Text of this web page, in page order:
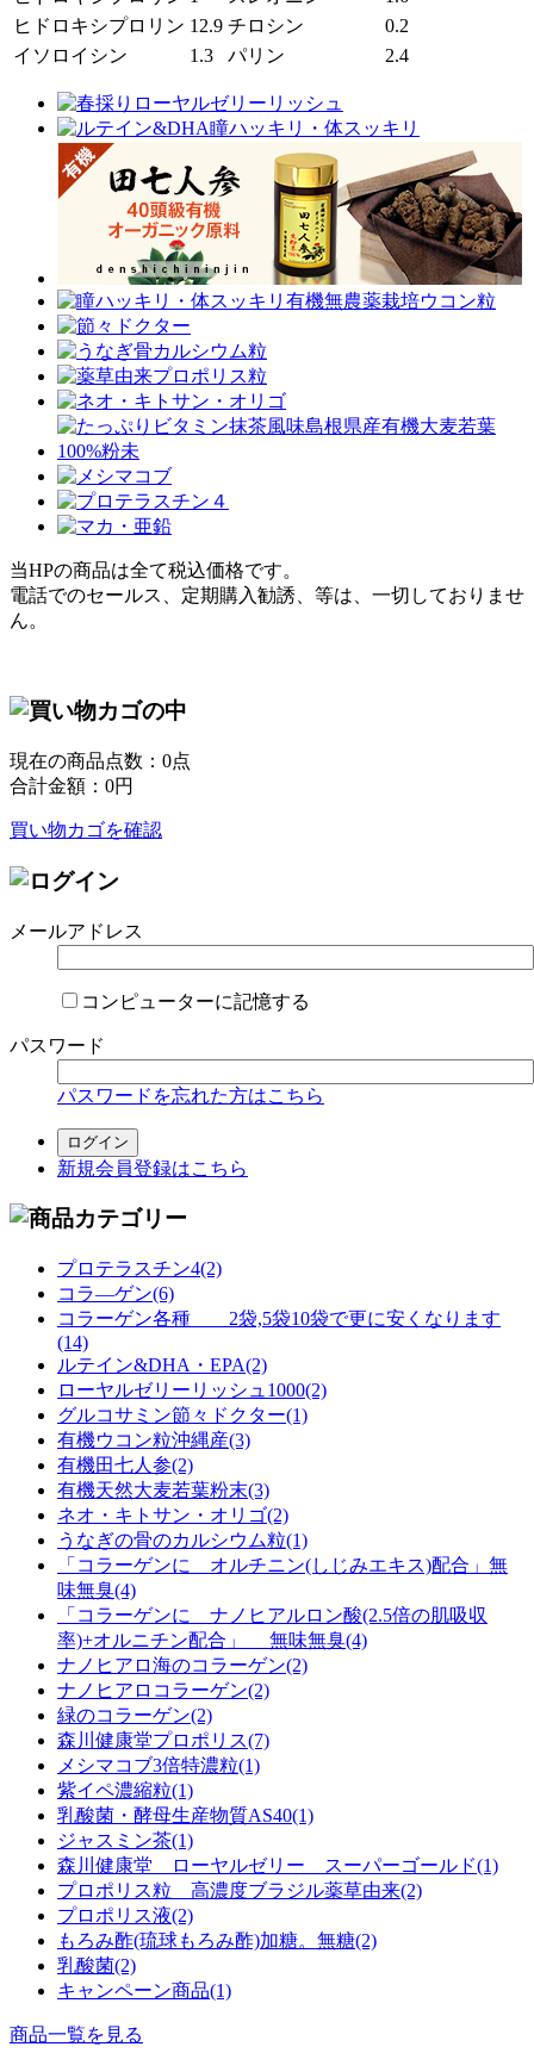
ヒドロキシプロリン 12.9 チロシン
0.2
イソロイシン
1.3 パリン 2.4
当HPの商品は全て税込価格です。
電話でのセールス、定期購入勧誘、等は、一切しておりませ
ん。
現在の商品点数： 0点
合計金額： 0円
買い物カゴを確認
メールアドレス
コンピューターに記憶する
パスワード
パスワードを忘れた方はこちら
新規会員登録はこちら
プロテラスチン4(2)
コラ―ゲン(6)
コラーゲン各種 2袋,5袋10袋で更に安くなります
(14)
ルテイン&DHA・EPA(2)
ローヤルゼリーリッシュ1000(2)
グルコサミン節々ドクター(1)
有機ウコン粒沖縄産(3)
有機田七人参(2)
有機天然大麦若葉粉末(3)
ネオ・キトサン・オリゴ(2)
うなぎの骨のカルシウム粒(1)
「コラーゲンに オルチニン(しじみエキス)配合」無
味無臭(4)
「コラーゲンに ナノヒアルロン酸(2.5倍の肌吸収
率)+オルニチン配合」 無味無臭(4)
ナノヒアロ海のコラーゲン(2)
ナノヒアロコラーゲン(2)
緑のコラーゲン(2)
森川健康堂プロポリス(7)
メシマコブ3倍特濃粒(1)
紫イペ濃縮粒(1)
乳酸菌・酵母生産物質AS40(1)
ジャスミン茶(1)
森川健康堂 ローヤルゼリー スーパーゴールド(1)
プロポリス粒 高濃度ブラジル薬草由来(2)
プロポリス液(2)
もろみ酢(琉球もろみ酢)加糖。無糖(2)
乳酸菌(2)
キャンペーン商品(1)
商品一覧を見る